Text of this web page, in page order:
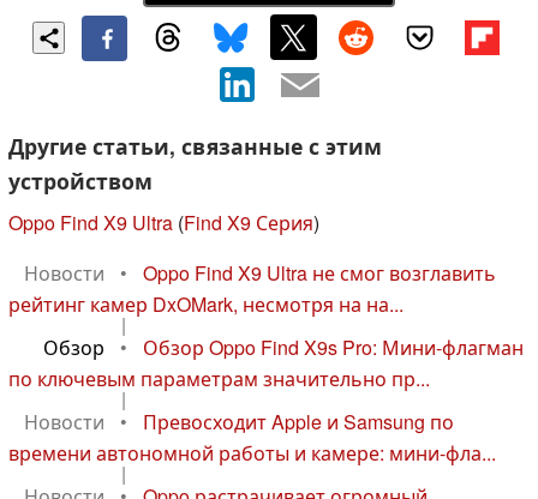
Другие статьи, связанные с этим
устройством
Oppo Find X9 Ultra (Find X9 Серия)
Новости
•
Oppo Find X9 Ultra не смог возглавить
рейтинг камер DxOMark, несмотря на на...
|
Обзор
•
Обзор Oppo Find X9s Pro: Мини-флагман
по ключевым параметрам значительно пр...
|
Новости
•
Превосходит Apple и Samsung по
времени автономной работы и камере: мини-фла...
|